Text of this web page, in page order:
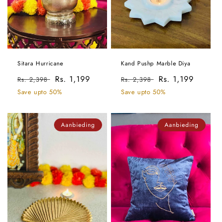
Sitara Hurricane
Normale
prijs
Rs. 2,398 Aanbiedingsprijs
Rs. 1,199
Save upto 50%
Kand Pushp Marble Diya
Normale
prijs
Rs. 2,398 Aanbiedingsprijs
Rs. 1,199
Save upto 50%
Aanbieding Aanbieding